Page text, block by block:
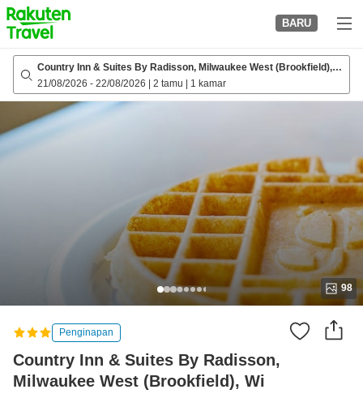
to
top
page
BARU
Country Inn & Suites By Radisson, Milwaukee West (Brookfield),
Wi
21/08/2026 - 22/08/2026 2 tamu 1 kamar
98
Penginapan
Country Inn & Suites By Radisson,
Milwaukee West (Brookfield), Wi